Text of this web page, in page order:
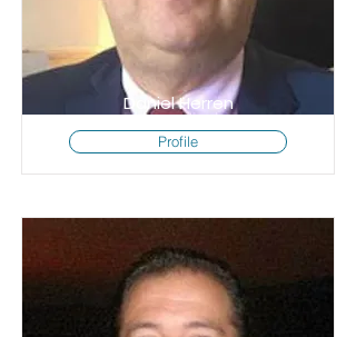
Daniel Herren
Profile